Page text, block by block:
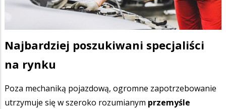
Najbardziej poszukiwani specjaliści
na rynku
Poza mechaniką pojazdową, ogromne zapotrzebowanie
utrzymuje się w szeroko rozumianym przemyśle